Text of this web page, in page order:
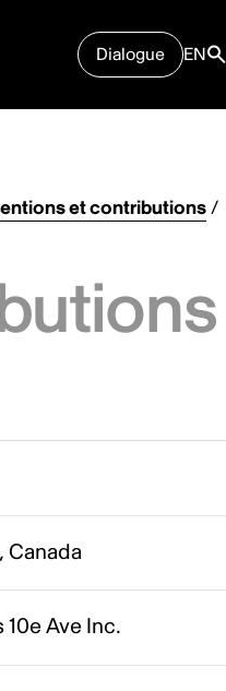
Dialogue EN
et contributions/
Canada
Ave Inc.